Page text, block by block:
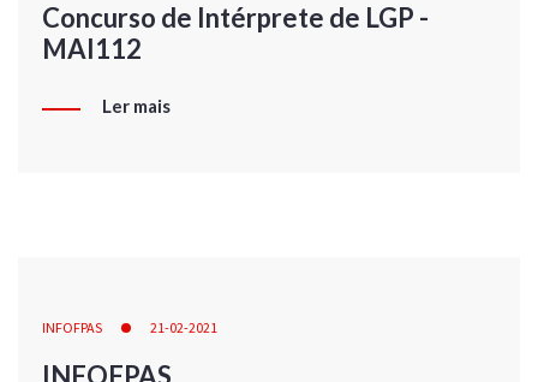
Concurso de Intérprete de LGP -
MAI112
Ler mais
INFOFPAS 21-02-2021